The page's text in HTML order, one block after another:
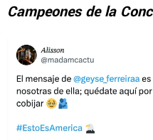
Campeones de la